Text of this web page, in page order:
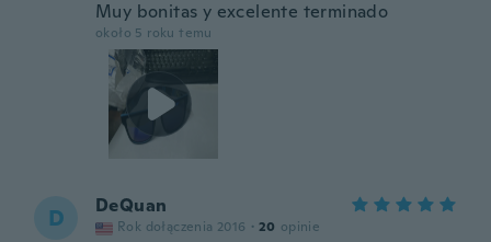
Muy bonitas y excelente terminado
około 5 roku temu
D DeQuan
Rok dołączenia 2016 · 20 opinie